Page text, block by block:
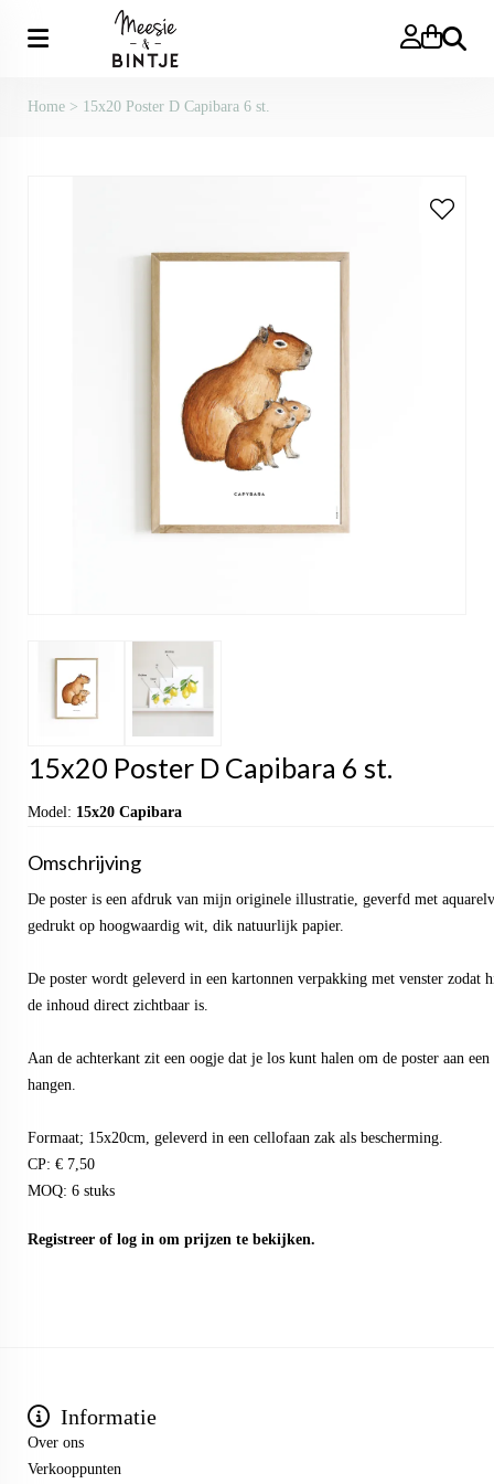
Zoeken
Home > 15x20 Poster D Capibara 6 st.
15x20 Poster D Capibara 6 st.
Model: 15x20 Capibara
Omschrijving
De poster is een afdruk van mijn originele illustratie, geverfd met
gedrukt op hoogwaardig wit, dik natuurlijk papier.
De poster wordt geleverd in een kartonnen verpakking met venster
de inhoud direct zichtbaar is.
Aan de achterkant zit een oogje dat je los kunt halen om de poster aan
hangen.
Formaat; 15x20cm, geleverd in een cellofaan zak als bescherming.
CP: € 7,50
MOQ: 6 stuks
Registreer of log in om prijzen te bekijken.
Informatie
Over ons
Verkooppunten